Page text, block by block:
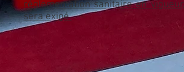
réglementation sanitaire en
sera exigé.